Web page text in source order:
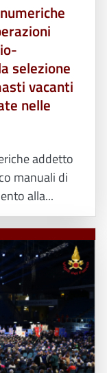
selezione
vacanti
nelle
addetto
manuali di
alla...